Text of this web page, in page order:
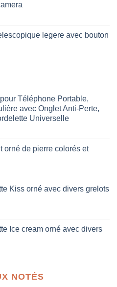
legere avec bouton
Téléphone Portable,
avec Onglet Anti-Perte,
Universelle
orné de pierre colorés et
Kiss orné avec divers grelots
:
Ice cream orné avec divers
:
NOTÉS